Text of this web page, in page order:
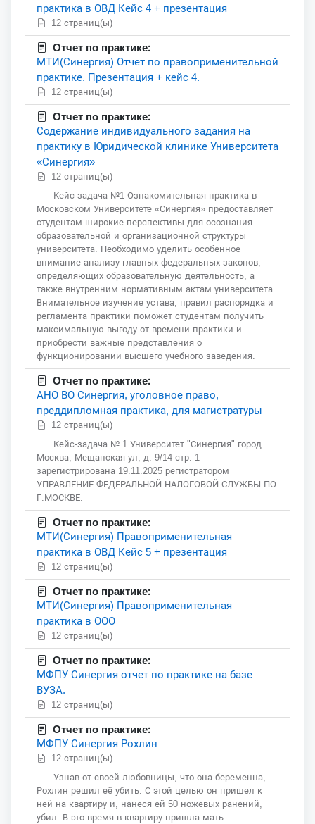
практика в ОВД Кейс 4 + презентация
12 страниц(ы)
Отчет по практике:
МТИ(Синергия) Отчет по правоприменительной
практике. Презентация + кейс 4.
12 страниц(ы)
Отчет по практике:
Содержание индивидуального задания на
практику в Юридической клинике Университета
«Синергия»
12 страниц(ы)
Кейс-задача №1 Ознакомительная практика в
Московском Университете «Синергия» предоставляет
студентам широкие перспективы для осознания
образовательной и организационной структуры
университета. Необходимо уделить особенное
внимание анализу главных федеральных законов,
определяющих образовательную деятельность, а
также внутренним нормативным актам университета.
Внимательное изучение устава, правил распорядка и
регламента практики поможет студентам получить
максимальную выгоду от времени практики и
приобрести важные представления о
функционировании высшего учебного заведения.
Отчет по практике:
АНО ВО Синергия, уголовное право,
преддипломная практика, для магистратуры
12 страниц(ы)
Кейс-задача № 1 Университет "Синергия" город
Москва, Мещанская ул, д. 9/14 стр. 1
зарегистрирована 19.11.2025 регистратором
УПРАВЛЕНИЕ ФЕДЕРАЛЬНОЙ НАЛОГОВОЙ СЛУЖБЫ ПО
Г.МОСКВЕ.
Отчет по практике:
МТИ(Синергия) Правоприменительная
практика в ОВД Кейс 5 + презентация
12 страниц(ы)
Отчет по практике:
МТИ(Синергия) Правоприменительная
практика в ООО
12 страниц(ы)
Отчет по практике:
МФПУ Синергия отчет по практике на базе
ВУЗА.
12 страниц(ы)
Отчет по практике:
МФПУ Синергия Рохлин
12 страниц(ы)
Узнав от своей любовницы, что она беременна,
Рохлин решил её убить. С этой целью он пришел к
ней на квартиру и, нанеся ей 50 ножевых ранений,
убил. В это время в квартиру пришла мать